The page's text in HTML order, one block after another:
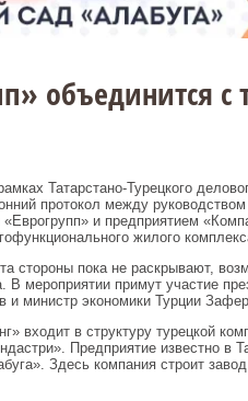
объединится с
Татарстано-Турецкого
протокол между
и предприятием
жилого
стороны пока не раскрывают,
В мероприятии примут участие
и министр экономики Турции
входит в структуру турецкой
Предприятие известно в
Здесь компания строит